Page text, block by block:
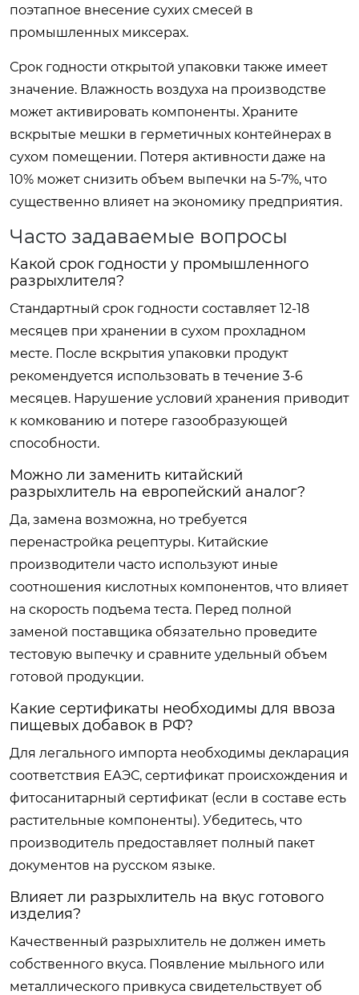
поэтапное внесение сухих смесей в
промышленных миксерах.
Срок годности открытой упаковки также имеет
значение. Влажность воздуха на производстве
может активировать компоненты. Храните
вскрытые мешки в герметичных контейнерах в
сухом помещении. Потеря активности даже на
10% может снизить объем выпечки на 5-7%, что
существенно влияет на экономику предприятия.
Часто задаваемые вопросы
Какой срок годности у промышленного
разрыхлителя?
Стандартный срок годности составляет 12-18
месяцев при хранении в сухом прохладном
месте. После вскрытия упаковки продукт
рекомендуется использовать в течение 3-6
месяцев. Нарушение условий хранения приводит
к комкованию и потере газообразующей
способности.
Можно ли заменить китайский
разрыхлитель на европейский аналог?
Да, замена возможна, но требуется
перенастройка рецептуры. Китайские
производители часто используют иные
соотношения кислотных компонентов, что влияет
на скорость подъема теста. Перед полной
заменой поставщика обязательно проведите
тестовую выпечку и сравните удельный объем
готовой продукции.
Какие сертификаты необходимы для ввоза
пищевых добавок в РФ?
Для легального импорта необходимы декларация
соответствия ЕАЭС, сертификат происхождения и
фитосанитарный сертификат (если в составе есть
растительные компоненты). Убедитесь, что
производитель предоставляет полный пакет
документов на русском языке.
Влияет ли разрыхлитель на вкус готового
изделия?
Качественный разрыхлитель не должен иметь
собственного вкуса. Появление мыльного или
металлического привкуса свидетельствует об